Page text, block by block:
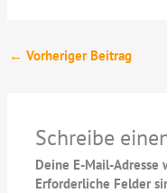
← Vorheriger Beitrag
Schreibe
Deine E-Mail-
Erforderliche Felder